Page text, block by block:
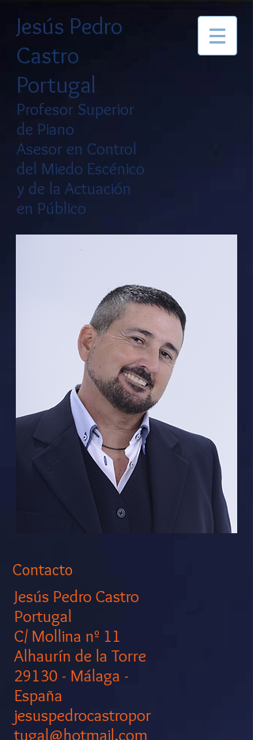
Jesús Pedro
Castro
Portugal
Profesor Superior
de Piano
Asesor en Control
del Miedo Escénico
y de la Actuación
en Público
Contacto
Jesús Pedro Castro
Portugal
C/ Mollina nº 11
Alhaurín de la Torre
29130 - Málaga -
España
jesuspedrocastropor
tugal@hotmail.com